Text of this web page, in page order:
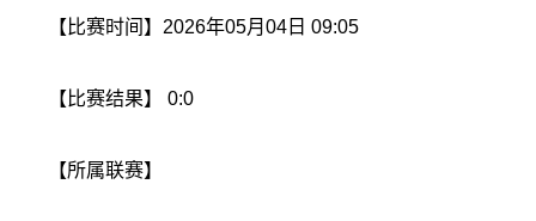
【比赛时间】2026年05月04日 09:05
【比赛结果】 0:0
【所属联赛】